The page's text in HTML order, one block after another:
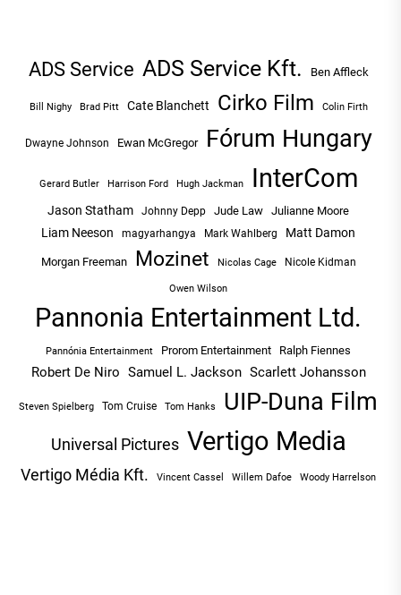
ADS Service ADS Service Kft. Ben Affleck
Bill Nighy Brad Pitt Cate Blanchett Cirko Film Colin Firth
Dwayne Johnson Ewan McGregor Fórum Hungary
Gerard Butler Harrison Ford Hugh Jackman InterCom
Jason Statham Johnny Depp Jude Law Julianne Moore
Liam Neeson magyarhangya Mark Wahlberg Matt Damon
Morgan Freeman Mozinet Nicolas Cage Nicole Kidman
Owen Wilson
Pannonia Entertainment Ltd.
Pannónia Entertainment Prorom Entertainment Ralph Fiennes
Robert De Niro Samuel L. Jackson Scarlett Johansson
Steven Spielberg Tom Cruise Tom Hanks UIP-Duna Film
Universal Pictures Vertigo Media
Vertigo Média Kft. Vincent Cassel Willem Dafoe Woody Harrelson